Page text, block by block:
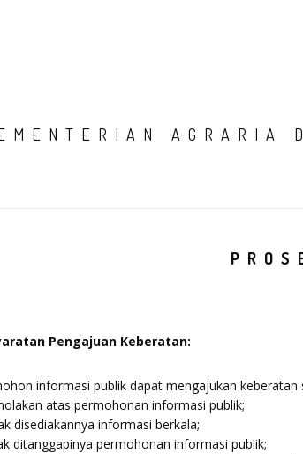
AGRARIA
Pengajuan Keberatan:
informasi publik dapat mengajukan
atas permohonan informasi publik;
disediakannya informasi berkala;
ditanggapinya permohonan informasi publik;